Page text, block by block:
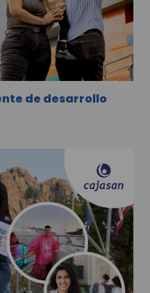
de desarrollo